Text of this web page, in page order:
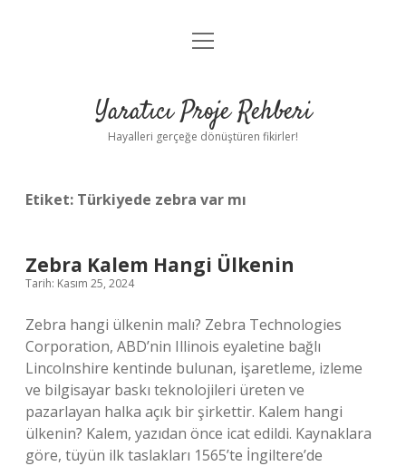
Anasayfa
Yasal Uyarı
menüyü
Yaratıcı Proje Rehberi
Hayalleri gerçeğe dönüştüren fikirler!
Etiket: Türkiyede zebra var mı
Zebra Kalem Hangi Ülkenin
Tarih: Kasım 25, 2024
Zebra hangi ülkenin malı? Zebra Technologies
Corporation, ABD’nin Illinois eyaletine bağlı
Lincolnshire kentinde bulunan, işaretleme, izleme
ve bilgisayar baskı teknolojileri üreten ve
pazarlayan halka açık bir şirkettir. Kalem hangi
ülkenin? Kalem, yazıdan önce icat edildi. Kaynaklara
göre, tüyün ilk taslakları 1565’te İngiltere’de